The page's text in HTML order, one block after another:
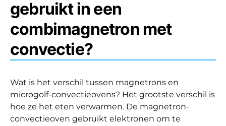
gebruikt in een
combimagnetron met
convectie?
Wat is het verschil tussen magnetrons en
microgolf-convectieovens? Het grootste verschil is
hoe ze het eten verwarmen. De magnetron-
convectieoven gebruikt elektronen om te